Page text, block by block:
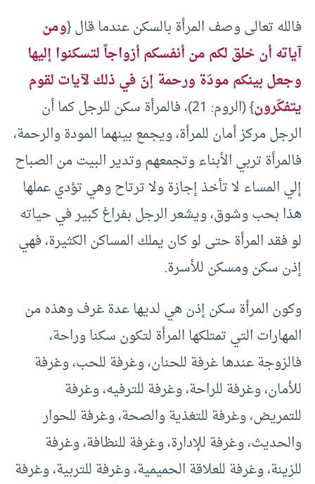
فالله تعالى وصف المرأة بالسكن عندما قال {ومن
آياته أن خلق لكم من أنفسكم أزواجاً لتسكنوا إليها
وجعل بينكم مودّة ورحمة إنّ في ذلك لآيات لقوم
يتفكّرون
} (الروم: 21)، فالمرأة سكن للرجل كما أن
الرجل مركز أمان للمرأة، ويجمع بينهما المودة والرحمة،
فالمرأة تربي الأبناء وتجمعهم وتدير البيت من الصباح
إلي المساء لا تأخذ إجازة ولا ترتاح وهي تؤدي عملها
هذا بحب وشوق، ويشعر الرجل بفراغ كبير في حياته
لو فقد المرأة حتى لو كان يملك المساكن الكثيرة، فهي
إذن سكن ومسكن للأسرة.
وكون المرأة سكن إذن هي لديها عدة غرف وهذه من
المهارات التي تمتلكها المرأة لتكون سكنا وراحة،
فالزوجة عندها غرفة للحنان، وغرفة للحب، وغرفة
للأمان، وغرفة للراحة، وغرفة للترفيه، وغرفة
للتمريض، وغرفة للتغذية والصحة، وغرفة للحوار
والحديث، وغرفة للإدارة، وغرفة للنظافة، وغرفة
للزينة، وغرفة للعلاقة الحميمية، وغرفة للتربية، وغرفة